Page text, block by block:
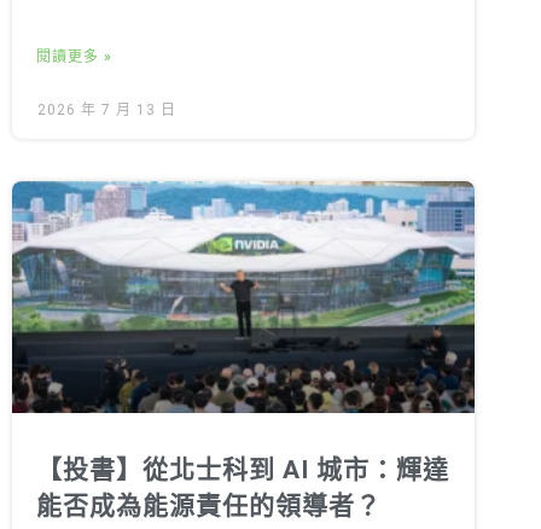
閱讀更多 »
2026 年 7 月 13 日
【投書】從北士科到 AI 城市：輝達
能否成為能源責任的領導者？